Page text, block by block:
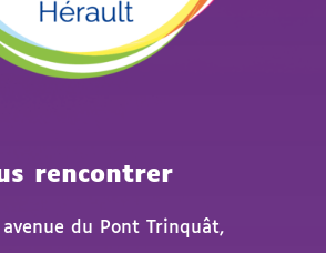
rencontrer
du Pont Trinquât,